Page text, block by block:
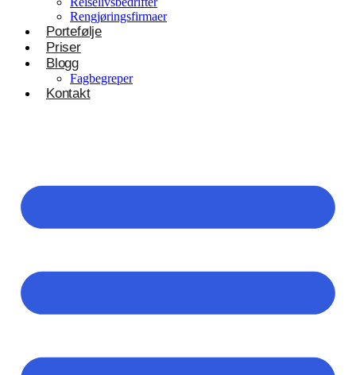
Rengjøringsfirmaer
Portefølje
Priser
Blogg
Fagbegreper
Kontakt